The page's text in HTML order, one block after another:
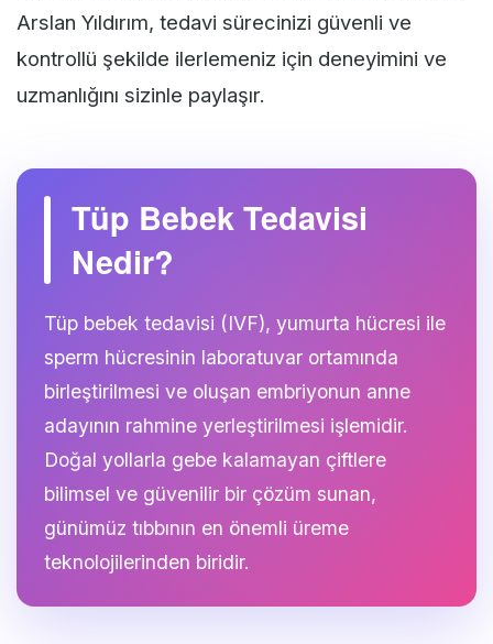
Arslan Yıldırım, tedavi sürecinizi güvenli ve
kontrollü şekilde ilerlemeniz için deneyimini ve
uzmanlığını sizinle paylaşır.
Tüp Bebek Tedavisi
Nedir?
Tüp bebek tedavisi (IVF), yumurta hücresi ile
sperm hücresinin laboratuvar ortamında
birleştirilmesi ve oluşan embriyonun anne
adayının rahmine yerleştirilmesi işlemidir.
Doğal yollarla gebe kalamayan çiftlere
bilimsel ve güvenilir bir çözüm sunan,
günümüz tıbbının en önemli üreme
teknolojilerinden biridir.